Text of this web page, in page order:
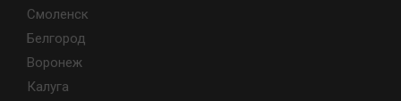
Смоленск
Белгород
Воронеж
Калуга